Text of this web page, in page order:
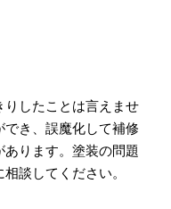
りしたことは言えませ
でき、誤魔化して補修
あります。塗装の問題
談してください。